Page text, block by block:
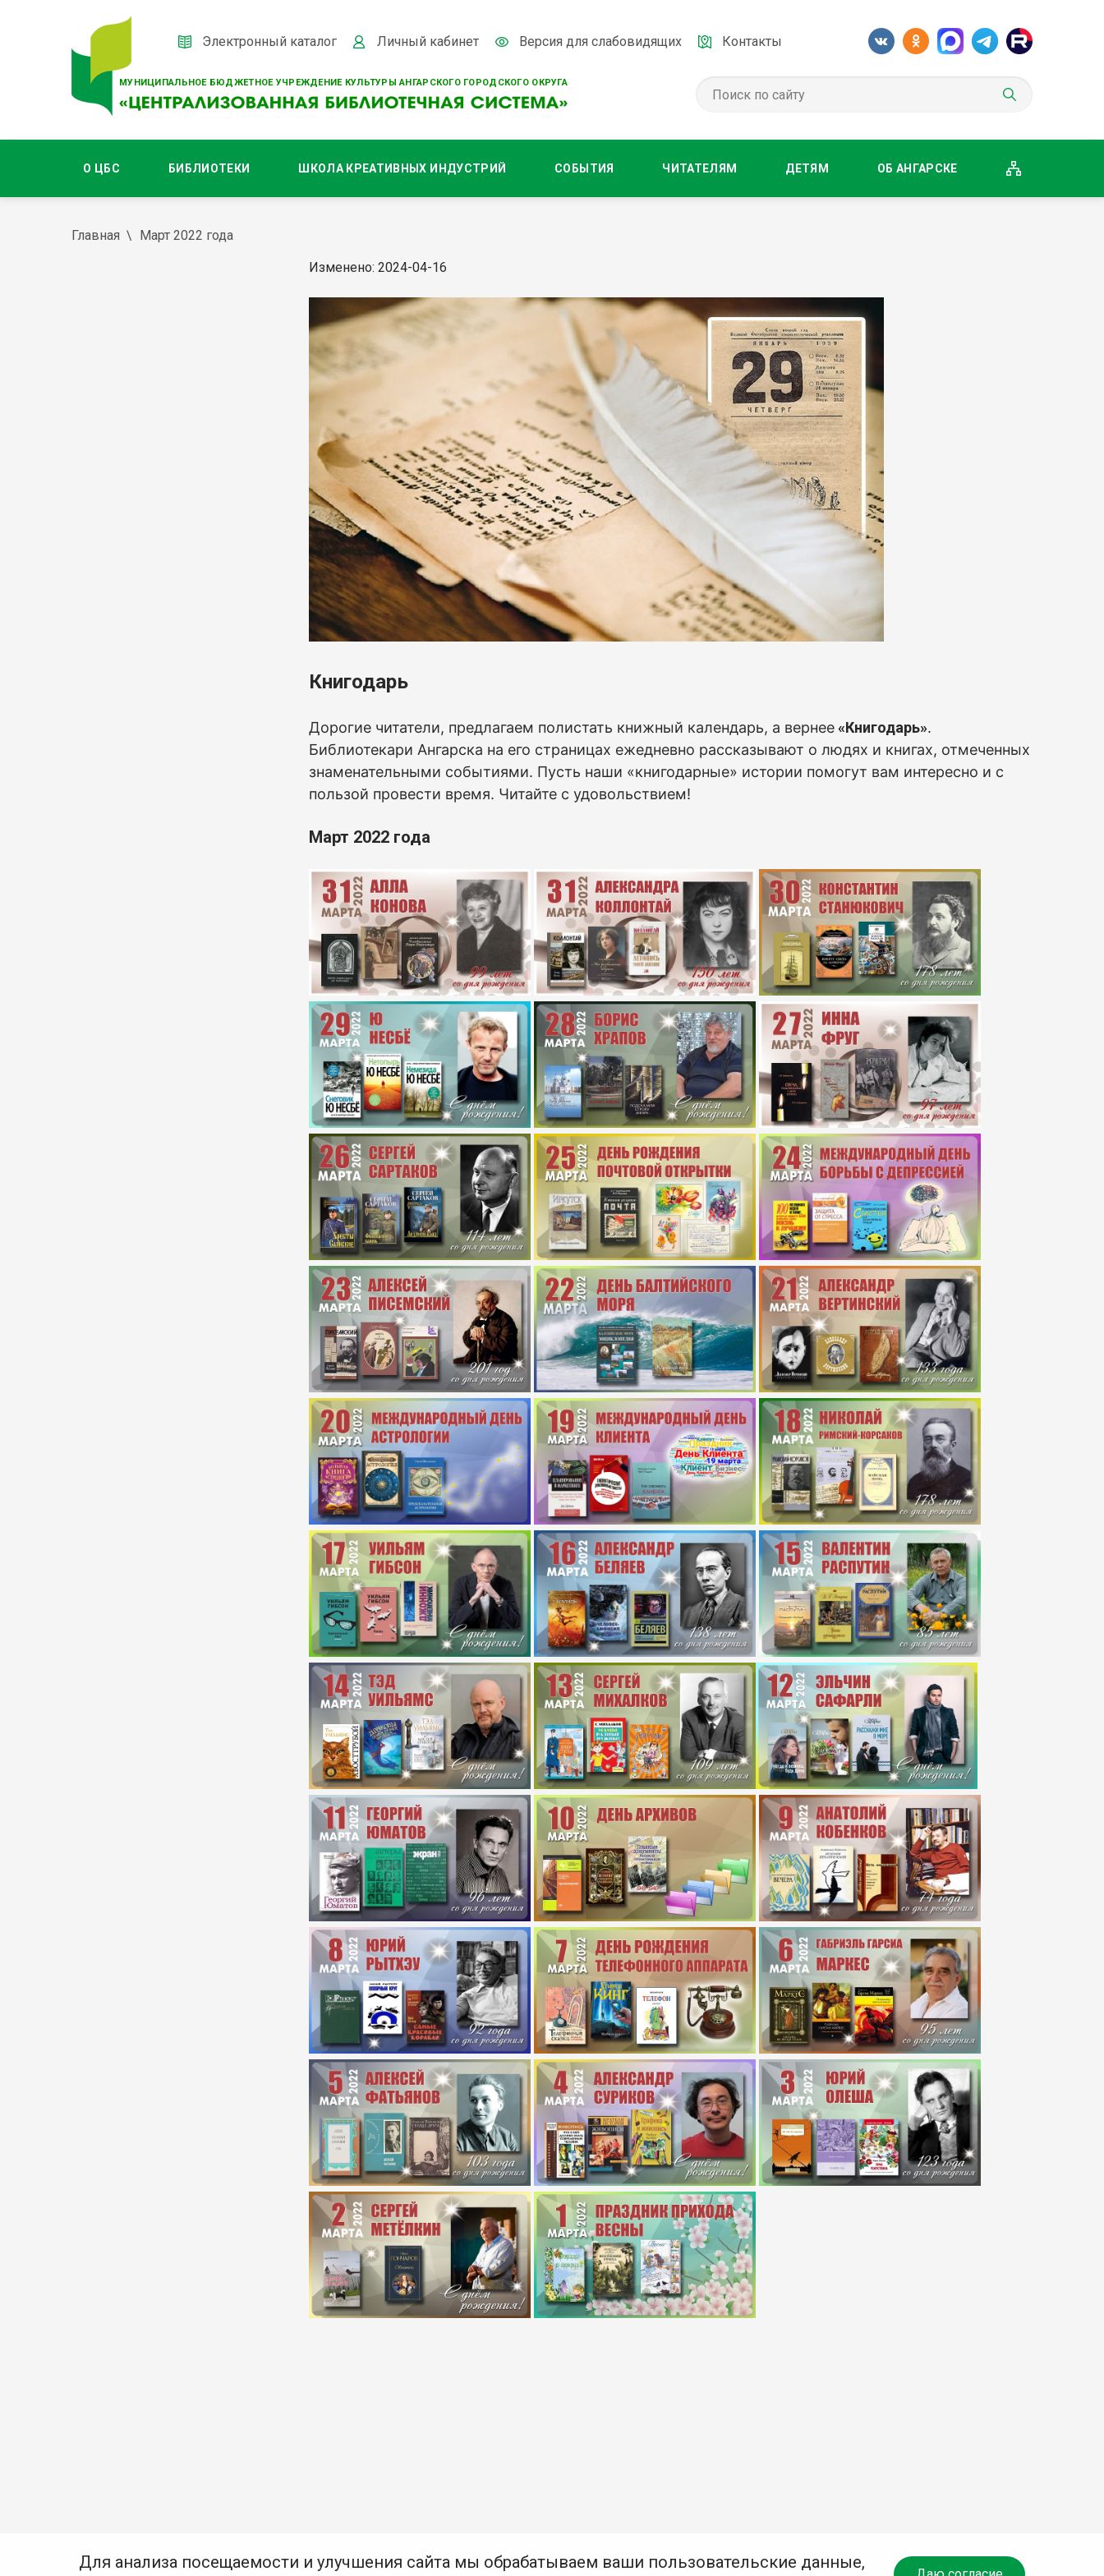
МУНИЦИПАЛЬНОЕ БЮДЖЕТНОЕ УЧРЕЖДЕНИЕ КУЛЬТУРЫ АНГАРСКОГО ГОРОДСКОГО ОКРУГА
Электронный каталог Личный кабинет Версия для слабовидящих Контакты
О ЦБС БИБЛИОТЕКИ ШКОЛА КРЕАТИВНЫХ ИНДУСТРИЙ СОБЫТИЯ ЧИТАТЕЛЯМ ДЕТЯМ ОБ АНГАРСКЕ
Главная Март 2022 года
Изменено: 2024-04-16
Книгодарь
Дорогие читатели, предлагаем полистать книжный календарь, а вернее«Книгодарь».
Библиотекари Ангарска на его страницах ежедневно рассказывают о людях и книгах, отмеченных
знаменательными событиями. Пусть наши «книгодарные» истории помогут вам интересно и с
пользой провести время. Читайте с удовольствием!
Март 2022 года
Для анализа посещаемости и улучшения сайта мы обрабатываем ваши пользовательские данные,